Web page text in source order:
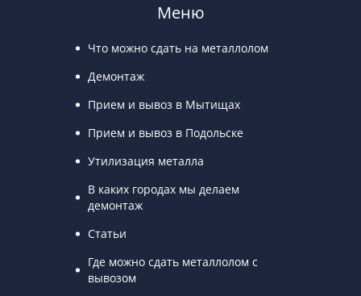
Меню
Что можно сдать на металлолом
Демонтаж
Прием и вывоз в Мытищах
Прием и вывоз в Подольске
Утилизация металла
В каких городах мы делаем
демонтаж
Статьи
Где можно сдать металлолом с
вывозом